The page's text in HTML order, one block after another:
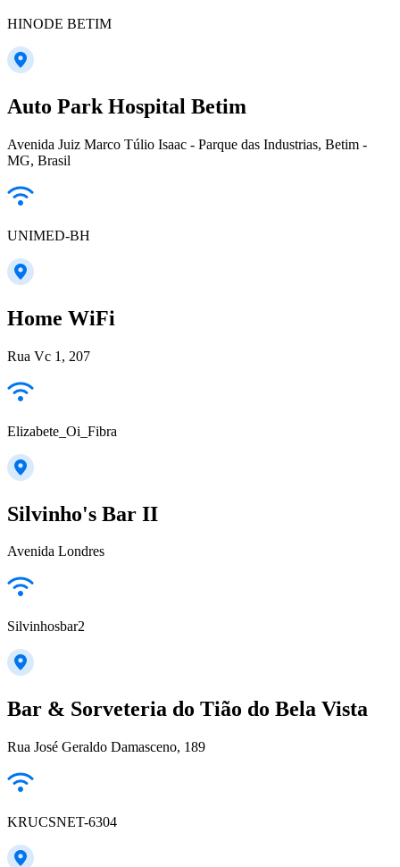
HINODE BETIM
Auto Park Hospital Betim
Avenida Juiz Marco Túlio Isaac - Parque das Industrias, Betim -
MG, Brasil
UNIMED-BH
Home WiFi
Rua Vc 1, 207
Elizabete_Oi_Fibra
Silvinho's Bar II
Avenida Londres
Silvinhosbar2
Bar & Sorveteria do Tião do Bela Vista
Rua José Geraldo Damasceno, 189
KRUCSNET-6304